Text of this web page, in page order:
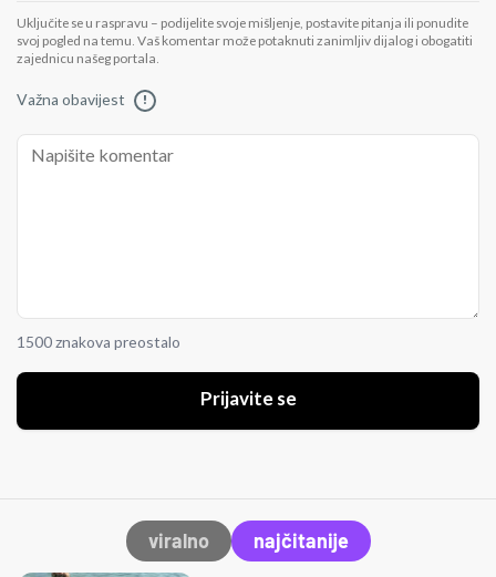
Uključite se u raspravu – podijelite svoje mišljenje, postavite pitanja ili ponudite
svoj pogled na temu. Vaš komentar može potaknuti zanimljiv dijalog i obogatiti
zajednicu našeg portala.
Važna obavijest !
1500 znakova preostalo
Prijavite se
viralno najčitanije